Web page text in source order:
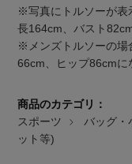
【エディターズ
ベーシックとトレ
※写真にトルソーが表
長164cm、バスト
※メンズトルソーの場
66cm、ヒップ86cmに
商品のカテゴリ：
スポーツ
バッグ・
ット等)